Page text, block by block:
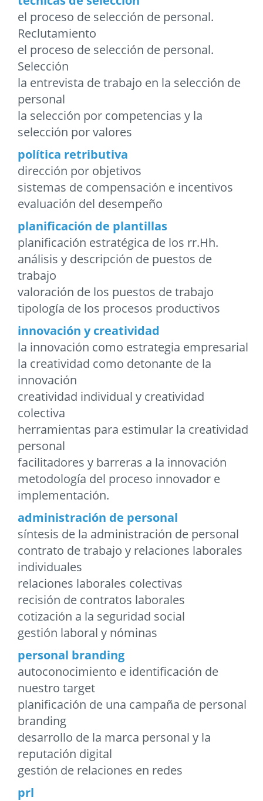
el proceso de selección de personal.
Reclutamiento
el proceso de selección de personal.
Selección
la entrevista de trabajo en la selección de
personal
la selección por competencias y la
selección por valores
política retributiva
dirección por objetivos
sistemas de compensación e incentivos
evaluación del desempeño
planificación de plantillas
planificación estratégica de los rr.Hh.
análisis y descripción de puestos de
trabajo
valoración de los puestos de trabajo
tipología de los procesos productivos
innovación y creatividad
la innovación como estrategia empresarial
la creatividad como detonante de la
innovación
creatividad individual y creatividad
colectiva
herramientas para estimular la creatividad
personal
facilitadores y barreras a la innovación
metodología del proceso innovador e
implementación.
administración de personal
síntesis de la administración de personal
contrato de trabajo y relaciones laborales
individuales
relaciones laborales colectivas
recisión de contratos laborales
cotización a la seguridad social
gestión laboral y nóminas
personal branding
autoconocimiento e identificación de
nuestro target
planificación de una campaña de personal
branding
desarrollo de la marca personal y la
reputación digital
gestión de relaciones en redes
prl